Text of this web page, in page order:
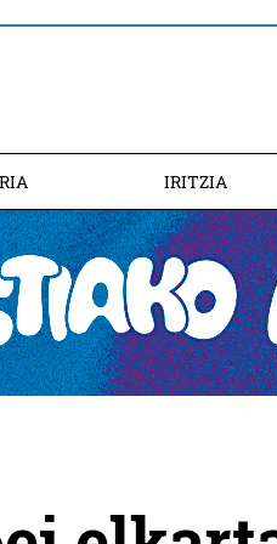
IRITZIA